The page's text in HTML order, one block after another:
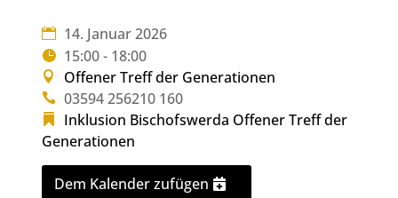
14. Januar 2026
15:00 - 18:00
Offener Treff der Generationen
03594 256210 160
Inklusion Bischofswerda Offener Treff der
Generationen
Dem Kalender zufügen